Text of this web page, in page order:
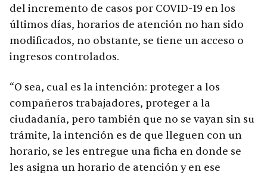
del incremento de casos por COVID-19 en los
últimos días, horarios de atención no han sido
modificados, no obstante, se tiene un acceso o
ingresos controlados.
“O sea, cual es la intención: proteger a los
compañeros trabajadores, proteger a la
ciudadanía, pero también que no se vayan sin su
trámite, la intención es de que lleguen con un
horario, se les entregue una ficha en donde se
les asigna un horario de atención y en ese